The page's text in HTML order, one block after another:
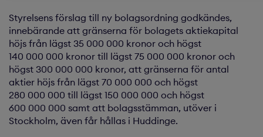
Styrelsens förslag till ny bolagsordning godkändes,
innebärande att gränserna för bolagets aktiekapital
höjs från lägst 35 000 000 kronor och högst
140 000 000 kronor till lägst 75 000 000 kronor och
högst 300 000 000 kronor, att gränserna för antal
aktier höjs från lägst 70 000 000 och högst
280 000 000 till lägst 150 000 000 och högst
600 000 000 samt att bolagsstämman, utöver i
Stockholm, även får hållas i Huddinge.